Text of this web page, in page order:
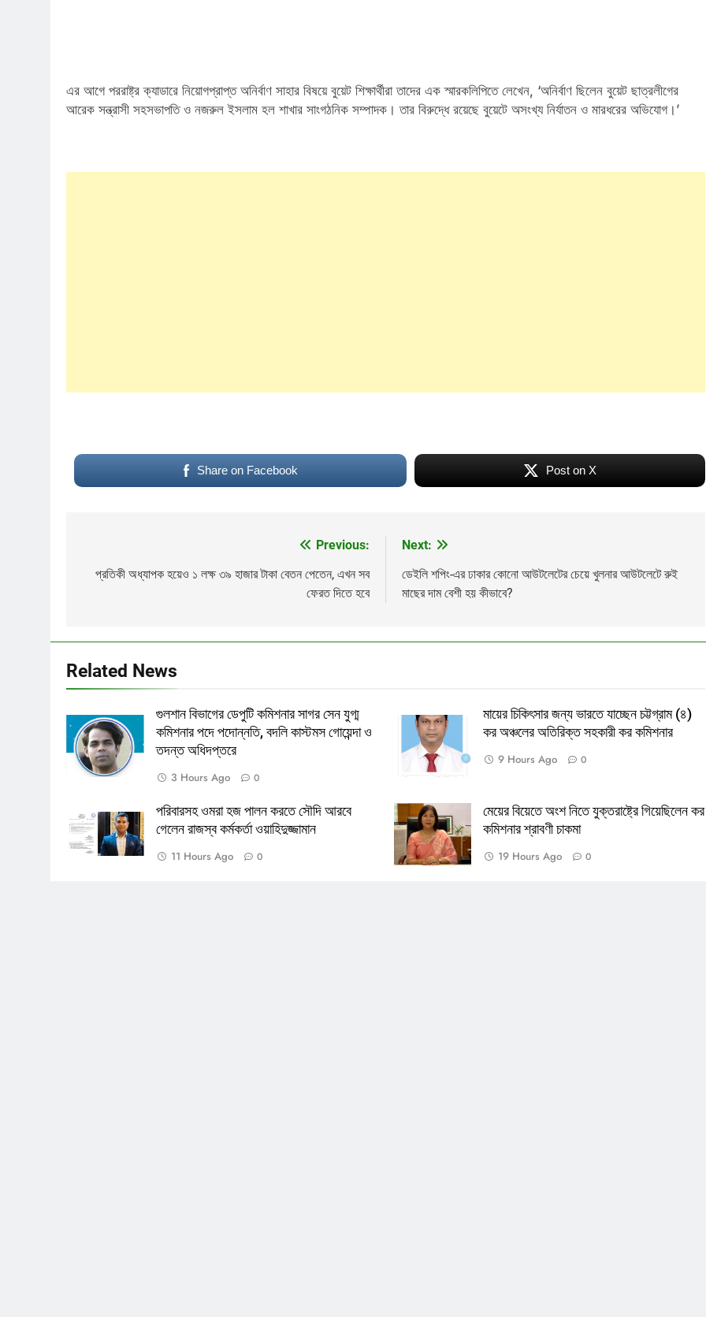
এর আগে পররাষ্ট্র ক্যাডারে নিয়োগপ্রাপ্ত অনির্বাণ সাহার বিষয়ে বুয়েট শিক্ষার্থীরা তাদের এক স্মারকলিপিতে লেখেন, ‘অনির্বাণ ছিলেন বুয়েট ছাত্রলীগের
আরেক সন্ত্রাসী সহসভাপতি ও নজরুল ইসলাম হল শাখার সাংগঠনিক সম্পাদক। তার বিরুদ্ধে রয়েছে বুয়েটে অসংখ্য নির্যাতন ও মারধরের অভিযোগ।’
Share on Facebook Post on X
navigation
Previous:
প্রতিকী অধ্যাপক হয়েও ১ লক্ষ ৩৯ হাজার টাকা বেতন পেতেন, এখন সব
ফেরত দিতে হবে
Next:
ডেইলি শপিং-এর ঢাকার কোনো আউটলেটের চেয়ে খুলনার আউটলেটে রুই
মাছের দাম বেশী হয় কীভাবে?
Related News
গুলশান বিভাগের ডেপুটি কমিশনার সাগর সেন যুগ্ম
কমিশনার পদে পদোন্নতি, বদলি কাস্টমস গোয়েন্দা ও
তদন্ত অধিদপ্তরে
3 Hours Ago 0
মায়ের চিকিৎসার জন্য ভারতে যাচ্ছেন চট্টগ্রাম (৪)
কর অঞ্চলের অতিরিক্ত সহকারী কর কমিশনার
9 Hours Ago 0
পরিবারসহ ওমরা হজ পালন করতে সৌদি আরবে
গেলেন রাজস্ব কর্মকর্তা ওয়াহিদুজ্জামান
11 Hours Ago 0
মেয়ের বিয়েতে অংশ নিতে যুক্তরাষ্ট্রে গিয়েছিলেন কর
কমিশনার শ্রাবণী চাকমা
19 Hours Ago 0